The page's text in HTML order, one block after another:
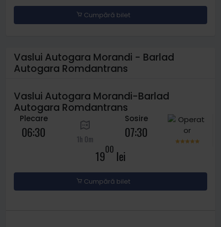
Cumpără bilet
Vaslui Autogara Morandi - Barlad
Autogara Romdantrans
Vaslui Autogara Morandi-Barlad
Autogara Romdantrans
Plecare
06:30 1h 0m
Sosire
07:30
1900 lei
Cumpără bilet